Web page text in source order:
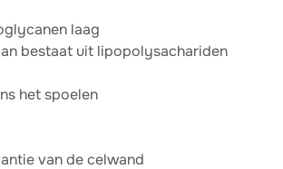
laag
bestaat uit lipopolysachariden
het spoelen
van de celwand